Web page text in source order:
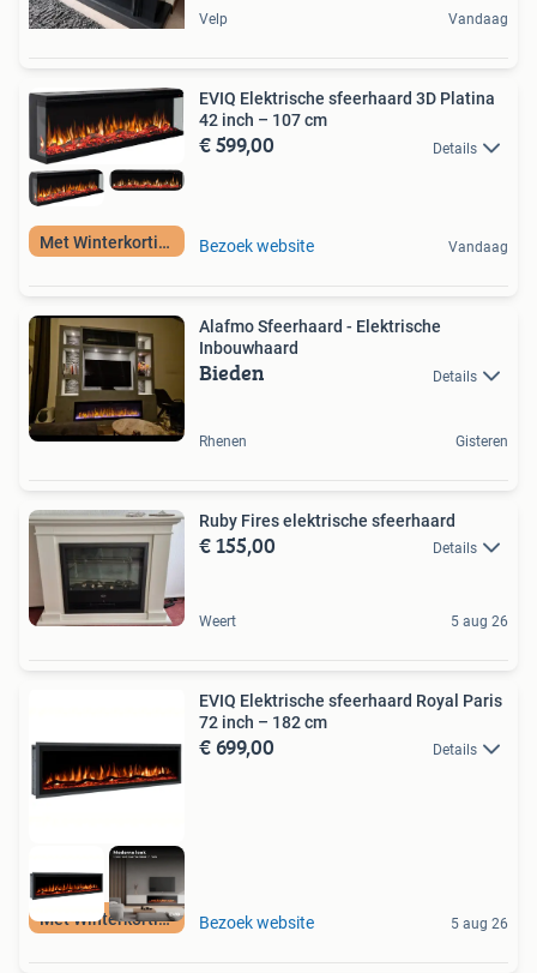
Velp Vandaag
Met Winterkorting
EVIQ Elektrische sfeerhaard 3D Platina
42 inch – 107 cm
€ 599,00 Details
Bezoek website Vandaag
Alafmo Sfeerhaard - Elektrische
Inbouwhaard
Bieden Details
Rhenen Gisteren
Ruby Fires elektrische sfeerhaard
€ 155,00 Details
Weert 5 aug 26
Met Winterkorting
EVIQ Elektrische sfeerhaard Royal Paris
72 inch – 182 cm
€ 699,00 Details
Bezoek website 5 aug 26